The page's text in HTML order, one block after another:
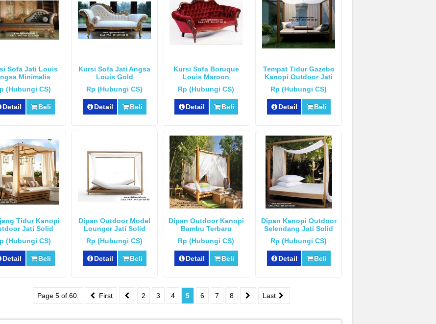
Sofa Jati Louis
Minimalis
(Hubungi CS)
Detail Beli
Kursi Sofa Jati Angsa
Louis Gold
Rp (Hubungi CS)
Detail Beli
Kursi Sofa Boruque
Louis Maroon
Rp (Hubungi CS)
Detail Beli
Tempat Tidur Gazebo
Kanopi Outdoor Jati
Rp (Hubungi CS)
Detail Beli
Tidur Kanopi
Jati Solid
(Hubungi CS)
Detail Beli
Dipan Outdoor Model
Lounger Jati Solid
Rp (Hubungi CS)
Detail Beli
Dipan Outdoor Kanopi
Bambu Terbaru
Rp (Hubungi CS)
Detail Beli
Dipan Kanopi Outdoor
Selendang Jati Solid
Rp (Hubungi CS)
Detail Beli
Page 5 of 60: First 2 3 4 5 6 7 8 Last